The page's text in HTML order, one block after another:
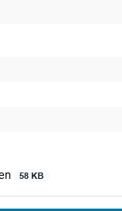
58 KB